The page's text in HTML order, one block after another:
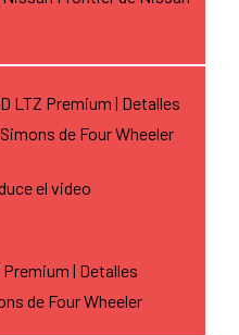
| Detalles
de Four Wheeler